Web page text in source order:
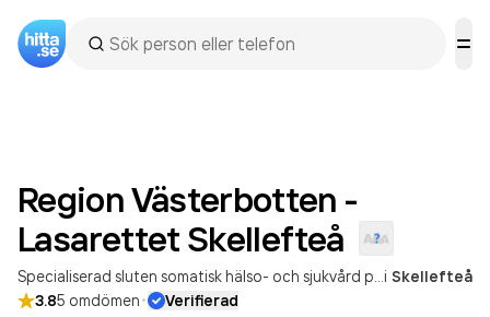
Region Västerbotten -
Lasarettet Skellefteå
i Skellefteå
3.85 omdömen· Verifierad